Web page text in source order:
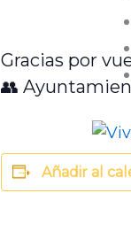
Gracias por
👥
Añadir al